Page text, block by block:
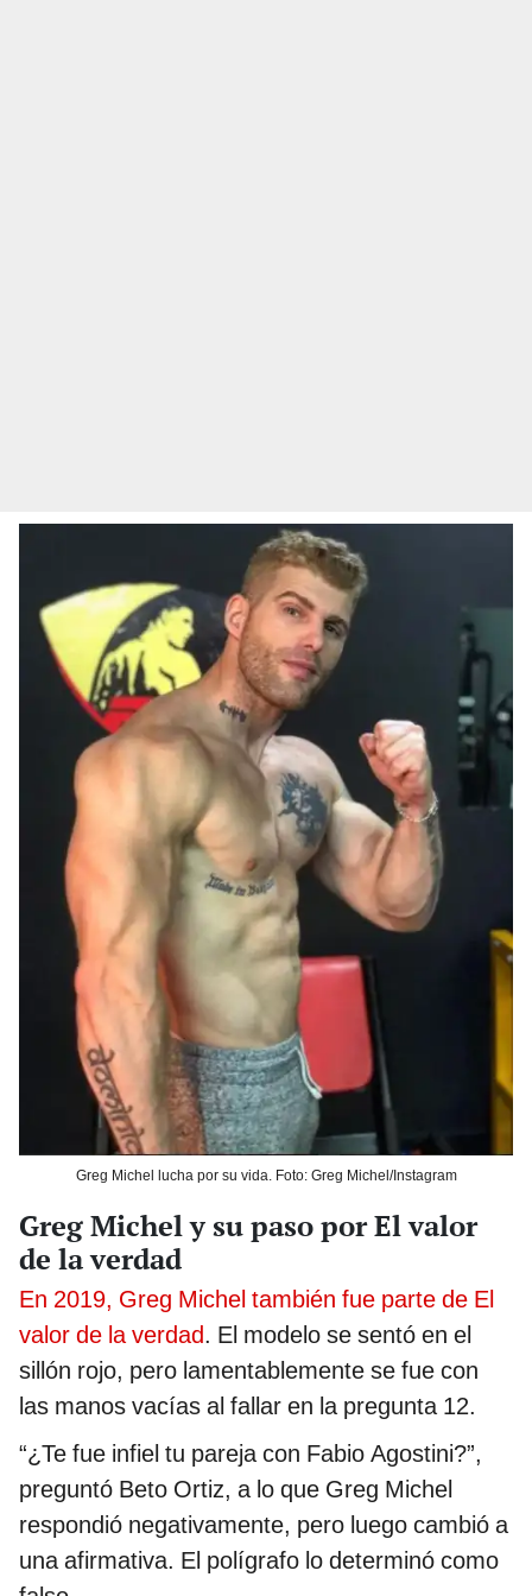
Greg Michel lucha por su vida. Foto: Greg Michel/Instagram
Greg Michel y su paso por El valor
de la verdad
En 2019, Greg Michel también fue parte de El
valor de la verdad. El modelo se sentó en el
sillón rojo, pero lamentablemente se fue con
las manos vacías al fallar en la pregunta 12.
“¿Te fue infiel tu pareja con Fabio Agostini?”,
preguntó Beto Ortiz, a lo que Greg Michel
respondió negativamente, pero luego cambió a
una afirmativa. El polígrafo lo determinó como